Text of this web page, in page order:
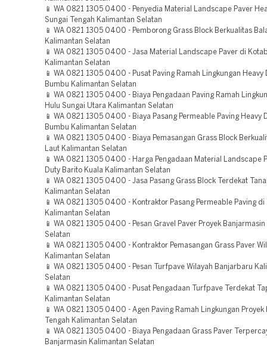
📱 WA 0821 1305 0400 - Penyedia Material Landscape Paver
Sungai Tengah Kalimantan Selatan
📱 WA 0821 1305 0400 - Pemborong Grass Block Berkualitas
Kalimantan Selatan
📱 WA 0821 1305 0400 - Jasa Material Landscape Paver di
Kalimantan Selatan
📱 WA 0821 1305 0400 - Pusat Paving Ramah Lingkungan Heavy
Bumbu Kalimantan Selatan
📱 WA 0821 1305 0400 - Biaya Pengadaan Paving Ramah
Hulu Sungai Utara Kalimantan Selatan
📱 WA 0821 1305 0400 - Biaya Pasang Permeable Paving Heavy
Bumbu Kalimantan Selatan
📱 WA 0821 1305 0400 - Biaya Pemasangan Grass Block
Laut Kalimantan Selatan
📱 WA 0821 1305 0400 - Harga Pengadaan Material Landscape
Duty Barito Kuala Kalimantan Selatan
📱 WA 0821 1305 0400 - Jasa Pasang Grass Block Terdekat
Kalimantan Selatan
📱 WA 0821 1305 0400 - Kontraktor Pasang Permeable Paving di
Kalimantan Selatan
📱 WA 0821 1305 0400 - Pesan Gravel Paver Proyek
Selatan
📱 WA 0821 1305 0400 - Kontraktor Pemasangan Grass Paver
Kalimantan Selatan
📱 WA 0821 1305 0400 - Pesan Turfpave Wilayah Banjarbaru
Selatan
📱 WA 0821 1305 0400 - Pusat Pengadaan Turfpave Terdekat
Kalimantan Selatan
📱 WA 0821 1305 0400 - Agen Paving Ramah Lingkungan Proyek
Tengah Kalimantan Selatan
📱 WA 0821 1305 0400 - Biaya Pengadaan Grass Paver
Banjarmasin Kalimantan Selatan